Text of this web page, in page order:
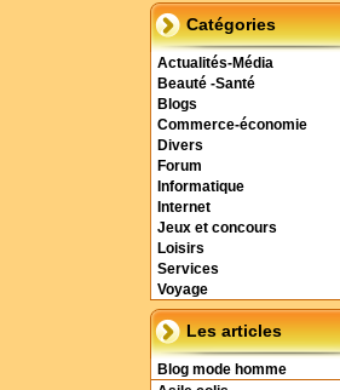
Catégories
Actualités-Média
Beauté -Santé
Blogs
Commerce-économie
Divers
Forum
Informatique
Internet
Jeux et concours
Loisirs
Services
Voyage
Les articles
Blog mode homme